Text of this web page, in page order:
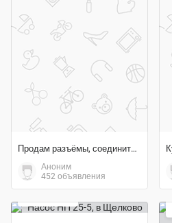
Продам разъёмы, соединители ША; ШП; ШПЛМ; ШР; ШРА; ШРАП; ШРГ
Аноним
452 объявления
Экономия 16%